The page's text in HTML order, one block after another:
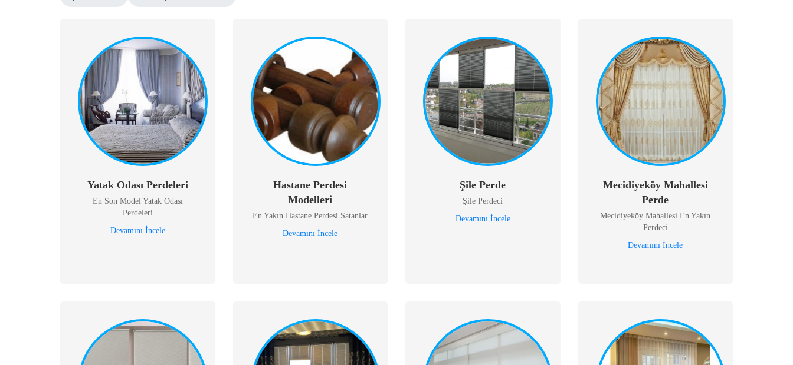
Yatak Odası Perdeleri
En Son Model Yatak Odası
Perdeleri
Devamını İncele
Hastane Perdesi
Modelleri
En Yakın Hastane Perdesi Satanlar
Devamını İncele
Şile Perde
Şile Perdeci
Devamını İncele
Mecidiyeköy Mahallesi
Perde
Mecidiyeköy Mahallesi En Yakın
Perdeci
Devamını İncele